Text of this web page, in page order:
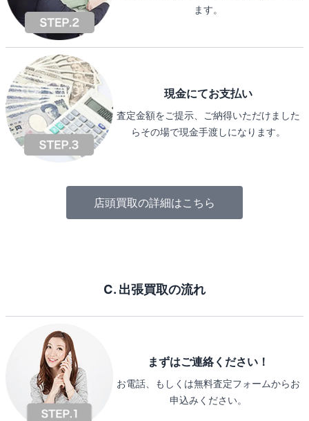
ます。
現金にてお支払い
査定金額をご提示、ご納得いただけました
らその場で現金手渡しになります。
店頭買取の詳細はこちら
C. 出張買取の流れ
まずはご連絡ください！
お電話、もしくは無料査定フォームからお
申込みください。